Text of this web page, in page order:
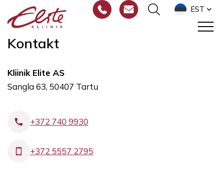
EST
Kontakt
Kliinik Elite AS
Sangla 63, 50407 Tartu
+372 740 9930
+372 5557 2795